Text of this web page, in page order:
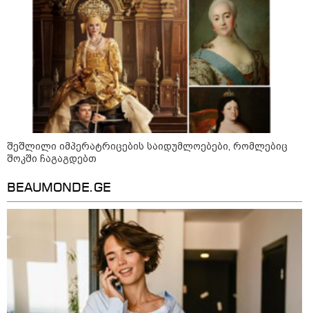
ვაშინგტონს რაკეტების დეფიციტი აქვს? -
მედიის ცნობით, დონალდ ტრამპი პიტ
ჰეგსეთს დაუპირისპირდა: დეტალები
23:45 / 05-08-2026
ტრაგედია შოტლანდიაში - 35
წლის მამას 9 წლის
ქალიშვილის მკვლელობაში
შეშლილი იმპერატრიცების საიდუმლოებები, რომლებიც
შოკში ჩაგაგდებთ
BEAUMONDE.GE